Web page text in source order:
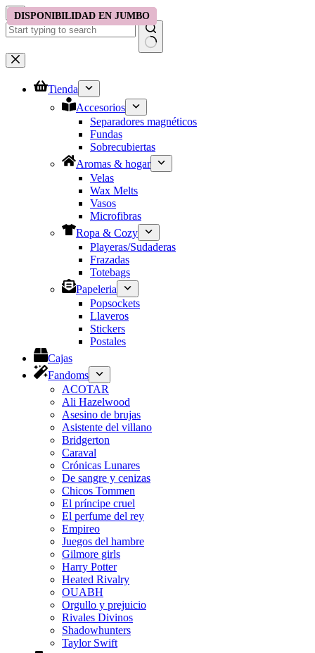
Saltar
al
contenido
No
results
Tienda
Accesorios
Separadores magnéticos
Fundas
Sobrecubiertas
Aromas & hogar
Velas
Wax Melts
Vasos
Microfibras
Ropa & Cozy
Playeras/Sudaderas
Frazadas
Totebags
Papeleria
Popsockets
Llaveros
Stickers
Postales
Cajas
Fandoms
ACOTAR
Ali Hazelwood
Asesino de brujas
Asistente del villano
Bridgerton
Caraval
Crónicas Lunares
De sangre y cenizas
Chicos Tommen
El príncipe cruel
El perfume del rey
Empireo
Juegos del hambre
Gilmore girls
Harry Potter
Heated Rivalry
OUABH
Orgullo y prejuicio
Rivales Divinos
Shadowhunters
Taylor Swift
DISPONIBILIDAD EN JUMBO
DISPONIBILIDAD EN JUMBO